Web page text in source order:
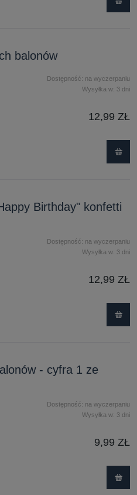
balonów
Dostępność: na wyczerpaniu
Wysyłka w: 3 dni
12,99 ZŁ
Birthday" konfetti
Dostępność: na wyczerpaniu
Wysyłka w: 3 dni
12,99 ZŁ
- cyfra 1 ze
Dostępność: na wyczerpaniu
Wysyłka w: 3 dni
9,99 ZŁ